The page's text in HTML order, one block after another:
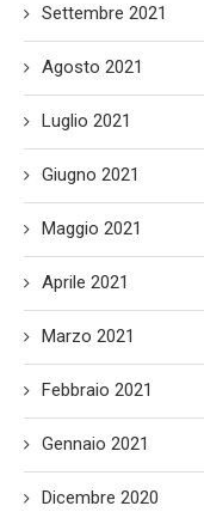
Settembre 2021
Agosto 2021
Luglio 2021
Giugno 2021
Maggio 2021
Aprile 2021
Marzo 2021
Febbraio 2021
Gennaio 2021
Dicembre 2020